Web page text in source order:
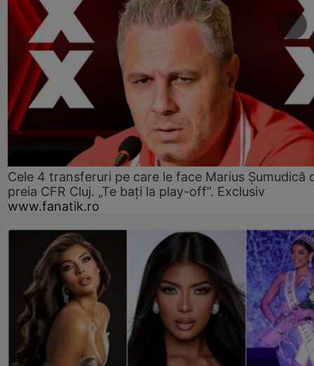
Cele 4 transferuri pe care le face Marius Șumudică
preia CFR Cluj. „Te bați la play-off”. Exclusiv
www.fanatik.ro